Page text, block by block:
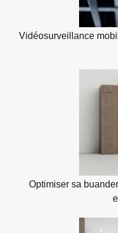
Vidéosurveillance
Optimiser sa